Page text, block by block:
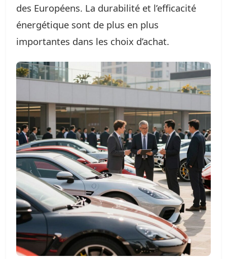
des Européens. La durabilité et l’efficacité
énergétique sont de plus en plus
importantes dans les choix d’achat.